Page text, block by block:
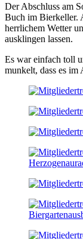
Der Abschluss am
Buch im Bierkeller.
herrlichem Wetter
ausklingen lassen.
Es war einfach toll
munkelt, dass es